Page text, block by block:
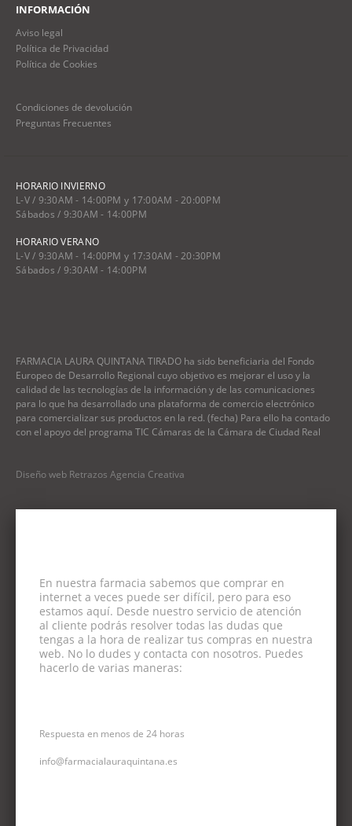
INFORMACIÓN
Aviso legal
Política de Privacidad
Política de Cookies
Condiciones de devolución
Preguntas Frecuentes
HORARIO INVIERNO
L-V / 9:30AM - 14:00PM y 17:00AM - 20:00PM
Sábados / 9:30AM - 14:00PM
HORARIO VERANO
L-V / 9:30AM - 14:00PM y 17:30AM - 20:30PM
Sábados / 9:30AM - 14:00PM
FARMACIA LAURA QUINTANA TIRADO ha sido beneficiaria del Fondo
Europeo de Desarrollo Regional cuyo objetivo es mejorar el uso y la
calidad de las tecnologías de la información y de las comunicaciones
para lo que ha desarrollado una plataforma de comercio electrónico
para comercializar sus productos en la red. (fecha) Para ello ha contado
con el apoyo del programa TIC Cámaras de la Cámara de Ciudad Real
Diseño web Retrazos Agencia Creativa
En nuestra farmacia sabemos que comprar en
internet a veces puede ser difícil, pero para eso
estamos aquí. Desde nuestro servicio de atención
al cliente podrás resolver todas las dudas que
tengas a la hora de realizar tus compras en nuestra
web. No lo dudes y contacta con nosotros. Puedes
hacerlo de varias maneras:
Respuesta en menos de 24 horas
info@farmacialauraquintana.es